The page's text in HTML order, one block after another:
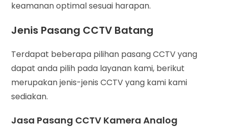
keamanan optimal sesuai harapan.
Jenis Pasang CCTV Batang
Terdapat beberapa pilihan pasang CCTV yang
dapat anda pilih pada layanan kami, berikut
merupakan jenis-jenis CCTV yang kami kami
sediakan.
Jasa Pasang CCTV Kamera Analog